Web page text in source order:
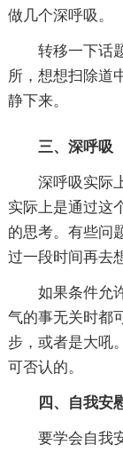
做几个深呼吸。
转移一下话
所，想想扫除道
静下来。
三、深呼吸
深呼吸实际
实际上是通过这
的思考。有些问
过一段时间再去
如果条件允
气的事无关时都
步，或者是大吼
可否认的。
四、自我安
要学会自我